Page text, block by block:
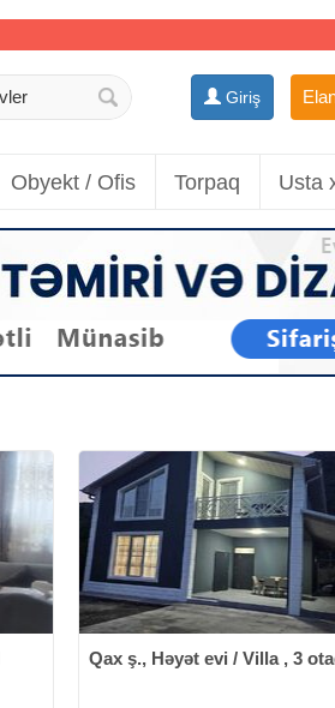
Giriş
Obyekt / Ofis Torpaq Usta
Qax ş., Həyət evi / Villa , 3